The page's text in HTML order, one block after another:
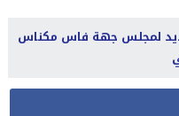
لمجلس جهة فاس مكناس